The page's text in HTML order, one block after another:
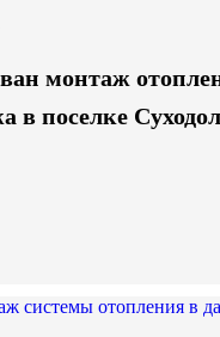
монтаж
в поселке